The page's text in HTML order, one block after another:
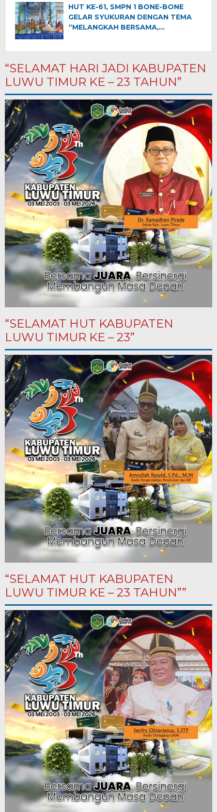
Semangat Kemerdekaan dan
Pembangunan”
HUT KE-61, SMPN 1 BONE-BONE
GELAR SYUKURAN DENGAN TEMA
“MELANGKAH BERSAMA,
“SELAMAT HARI JADI KABUPATEN
LUWU TIMUR KE – 23 TAHUN”
“SELAMAT HUT KABUPATEN
LUWU TIMUR KE – 23”
“SELAMAT HUT KABUPATEN
LUWU TIMUR KE – 23 TAHUN””